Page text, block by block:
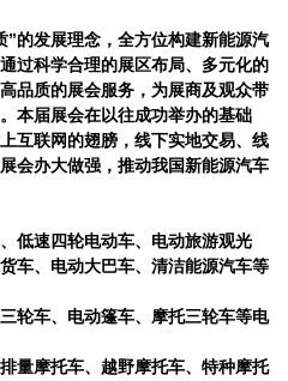
的发展理念，全方位构建新能源汽
过科学合理的展区布局、多元化的
品质的展会服务，为展商及观众带
本届展会在以往成功举办的基础
互联网的翅膀，线下实地交易、线
会办大做强，推动我国新能源汽车
低速四轮电动车、电动旅游观光
电动大巴车、清洁能源汽车等
轮车、电动篷车、摩托三轮车等电
量摩托车、越野摩托车、特种摩托